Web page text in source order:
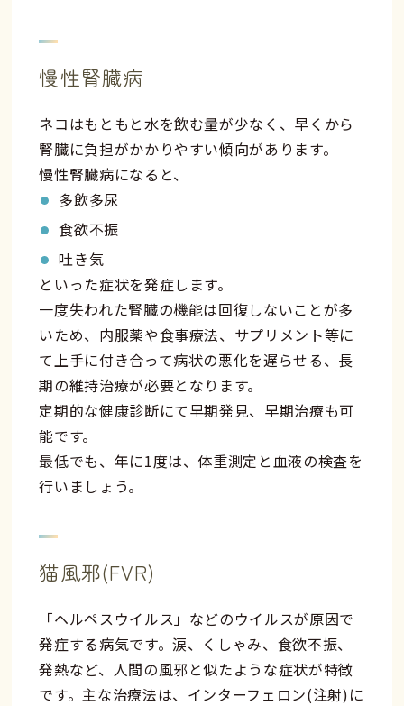
慢性腎臓病
ネコはもともと水を飲む量が少なく、早くから
腎臓に負担がかかりやすい傾向があります。
慢性腎臓病になると、
多飲多尿
食欲不振
吐き気
といった症状を発症します。
一度失われた腎臓の機能は回復しないことが多
いため、内服薬や食事療法、サプリメント等に
て上手に付き合って病状の悪化を遅らせる、長
期の維持治療が必要となります。
定期的な健康診断にて早期発見、早期治療も可
能です。
最低でも、年に1度は、体重測定と血液の検査を
行いましょう。
猫風邪(FVR)
「ヘルペスウイルス」などのウイルスが原因で
発症する病気です。涙、くしゃみ、食欲不振、
発熱など、人間の風邪と似たような症状が特徴
です。主な治療法は、インターフェロン(注射)に